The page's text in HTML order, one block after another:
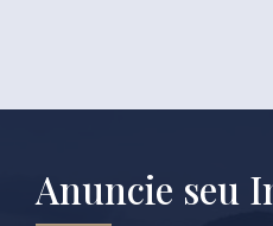
Anuncie seu